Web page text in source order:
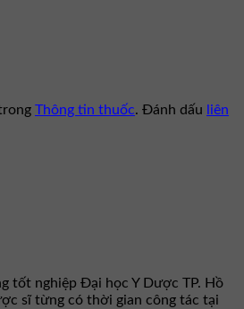
Thông tin thuốc. Đánh dấu
liên
tốt nghiệp Đại học Y Dược TP. Hồ
sĩ từng có thời gian công tác tại